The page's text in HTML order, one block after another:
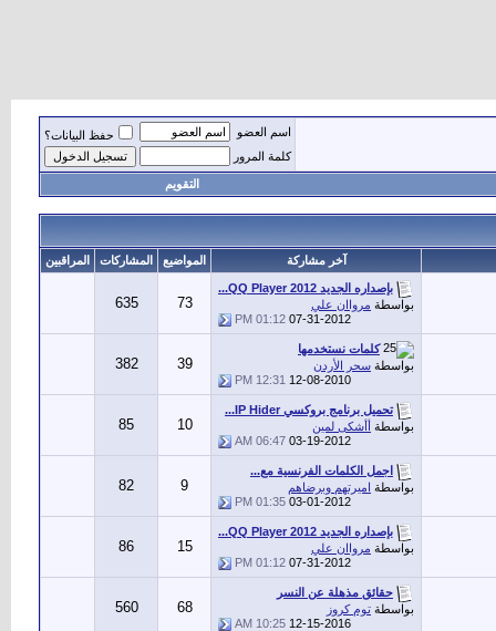
اسم العضو
حفظ البيانات؟
كلمة المرور
التقويم
آخر مشاركة المواضيع المشاركات المراقبين
بإصداره الجديد QQ Player 2012...
بواسطة مرواان علي
07-31-2012
01:12 PM
73
635
كلمات نستخدمها
بواسطة سحر الأردن
12-08-2010
12:31 PM
39
382
تحميل برنامج بروكسي IP Hider...
بواسطة أأشكى لمين
03-19-2012
06:47 AM
10
85
اجمل الكلمات الفرنسية مع...
بواسطة اميرتهم وبرضاهم
03-01-2012
01:35 PM
9
82
بإصداره الجديد QQ Player 2012...
بواسطة مرواان علي
07-31-2012
01:12 PM
15
86
حقائق مذهلة عن النسر
بواسطة توم كروز
12-15-2016
10:25 AM
68
560